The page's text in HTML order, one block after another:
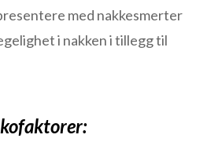
med nakkesmerter
i nakken i tillegg til